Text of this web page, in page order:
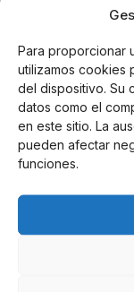
Para proporcionar
utilizamos cookies
del dispositivo. Su
datos como el
en este sitio. La
pueden afectar
funciones.
comunicado
soberana,
momentos más
días más tristes
Lady Di. “Sabía
algún tiempo
sin Grannie se
primero en la
El
despedir a